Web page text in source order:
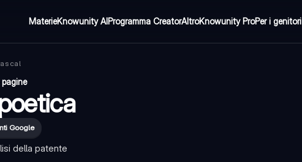
MaterieKnowunity AIProgramma CreatorAltroKnowunity ProPer i genitori
Google
della patente